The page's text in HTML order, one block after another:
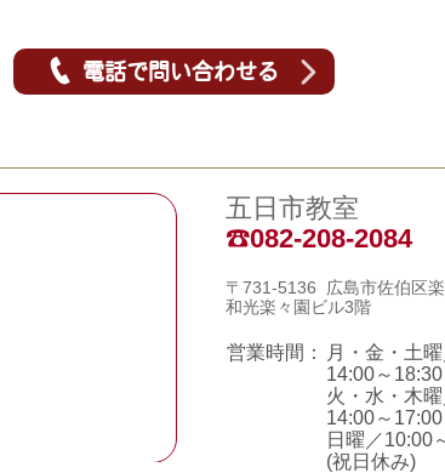
電話で問い合わせる
五日市教室
082-208-2084
〒731-5136 広島市佐伯区
和光楽々園ビル3階
営業時間：
月・金・土
14:00～18:30
火・水・木曜
14:00～17:00
日曜／10:00
(祝日休み)